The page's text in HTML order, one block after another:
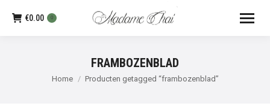
€0.00 0
FRAMBOZENBLAD
Je bent hier:
Home Producten getagged “frambozenblad”